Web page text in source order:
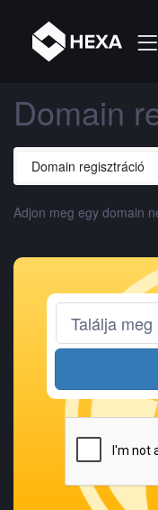
Domain
Adjon meg egy domain